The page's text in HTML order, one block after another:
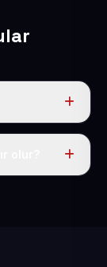
bedele alan